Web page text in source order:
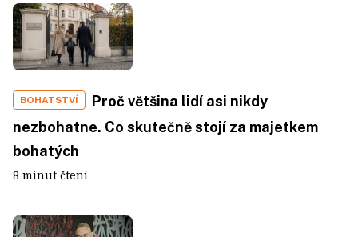
BOHATSTVÍ
Proč většina lidí asi nikdy
nezbohatne. Co skutečně stojí za majetkem
bohatých
8 minut čtení